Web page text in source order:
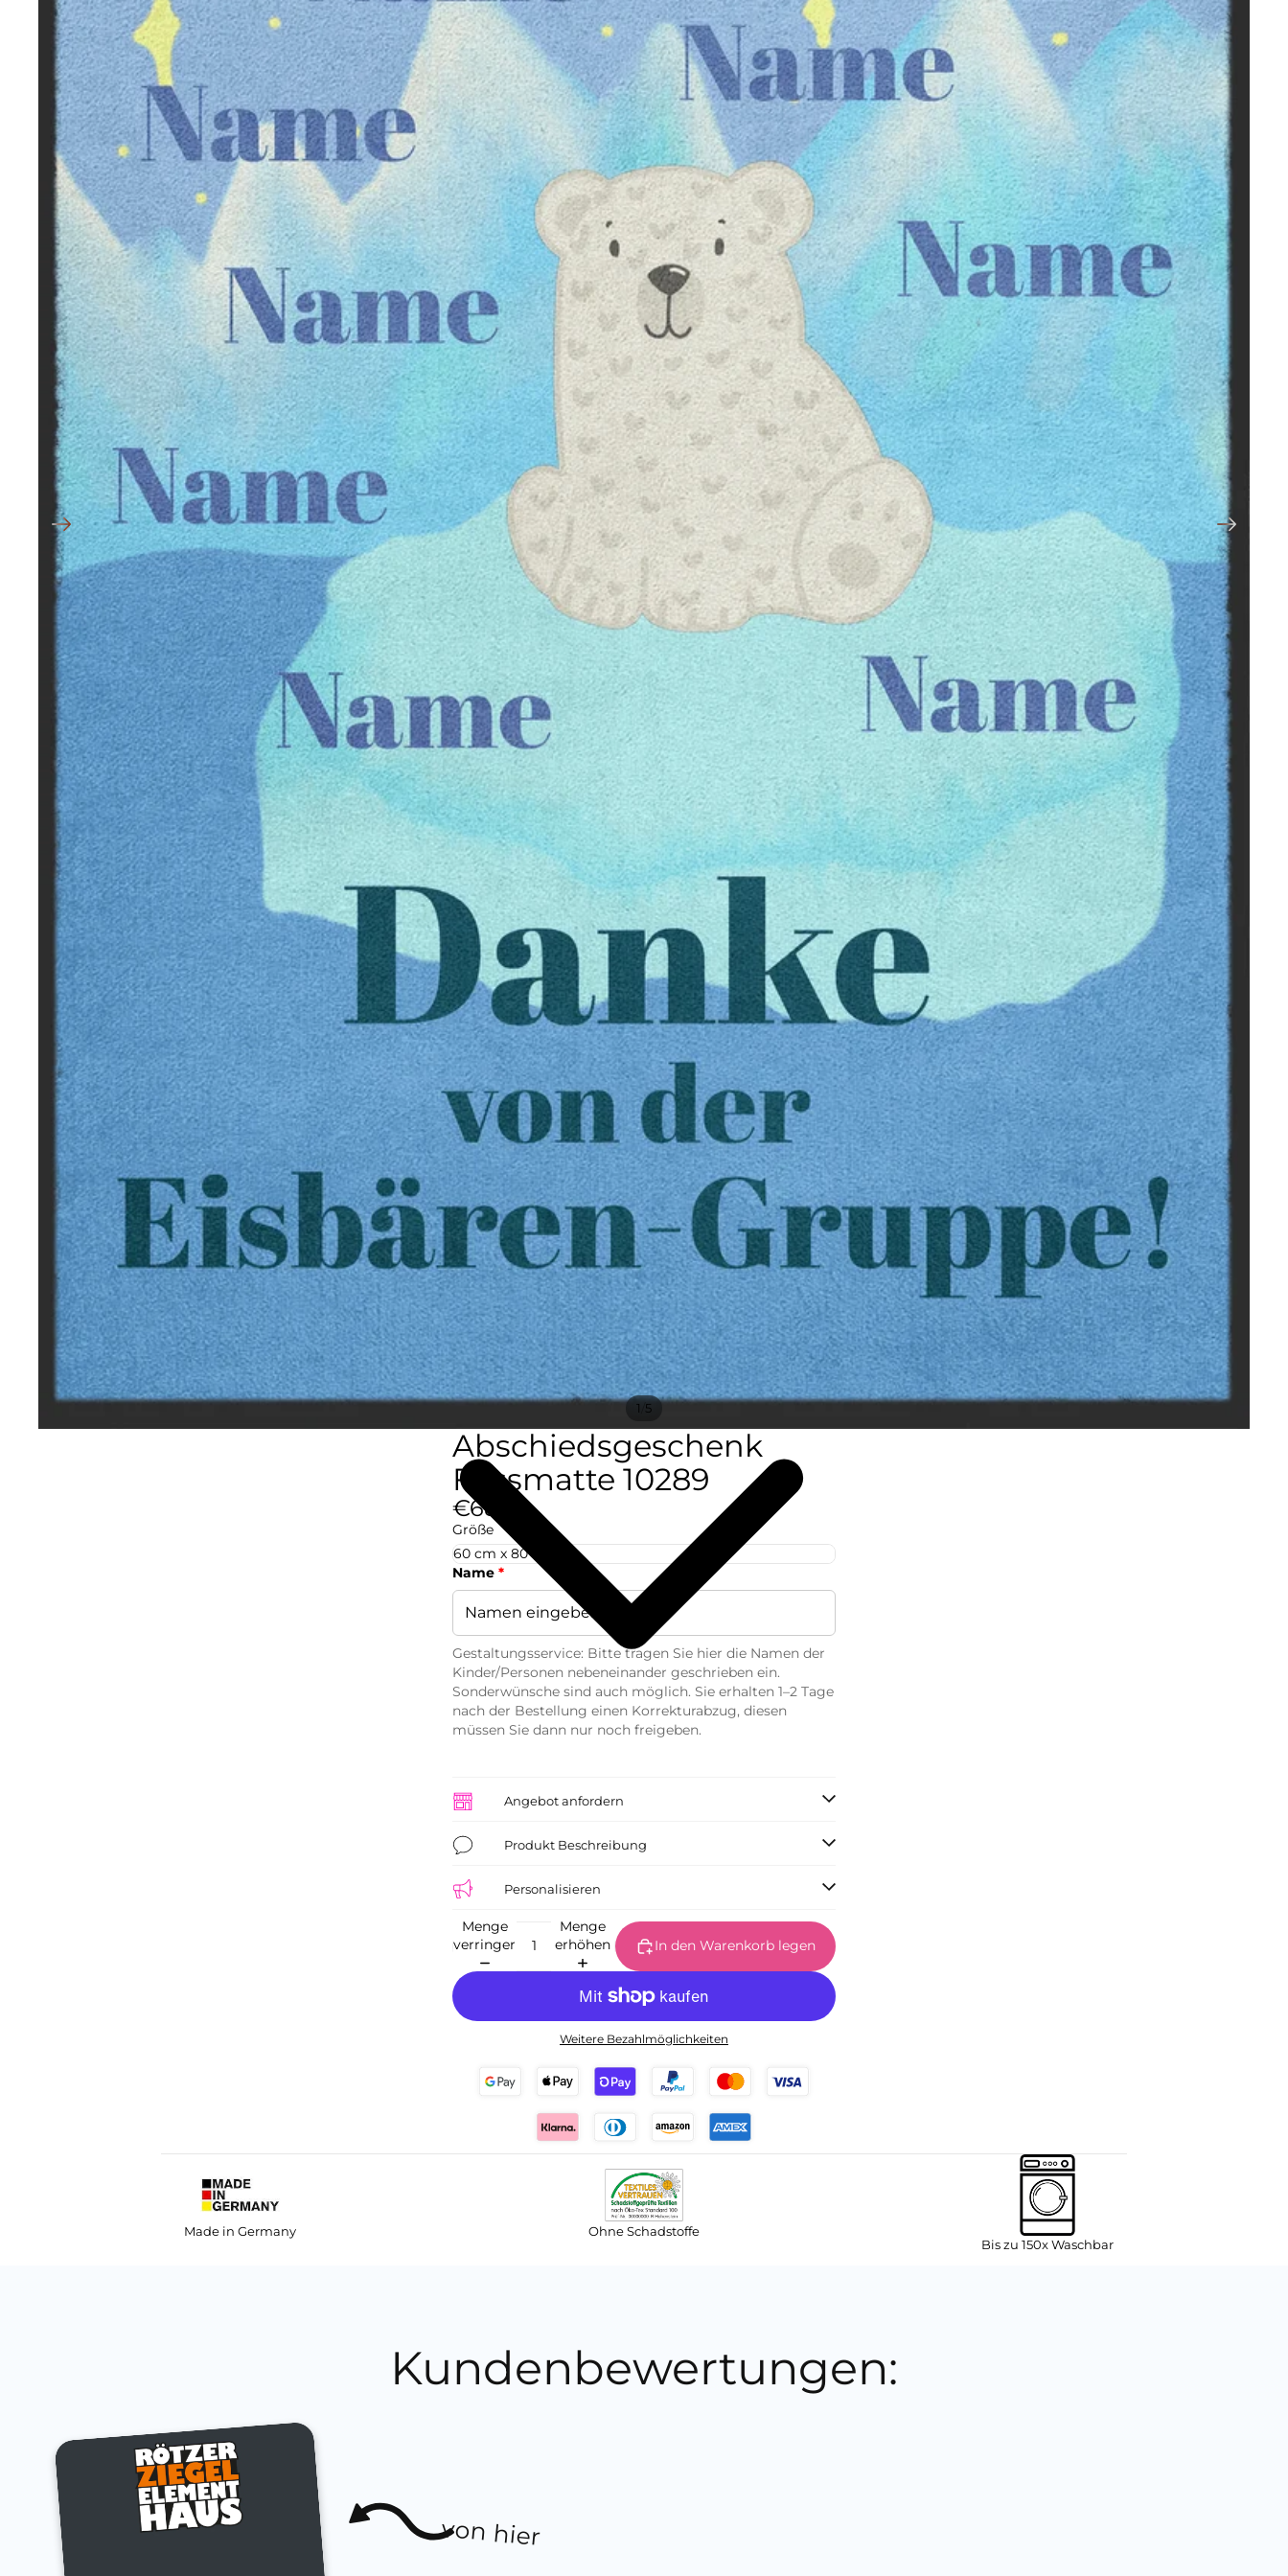
1 5
Abschiedsgeschenk
Fussmatte 10289
€68,52
Größe
Name *
Gestaltungsservice: Bitte tragen Sie hier die Namen der
Kinder/Personen nebeneinander geschrieben ein.
Sonderwünsche sind auch möglich. Sie erhalten 1–2 Tage
nach der Bestellung einen Korrekturabzug, diesen
müssen Sie dann nur noch freigeben.
Angebot anfordern
Produkt Beschreibung
Personalisieren
Menge
verringern
Menge
erhöhen
In den Warenkorb legen
Weitere Bezahlmöglichkeiten
Made in Germany
Ohne Schadstoffe
Bis zu 150x Waschbar
Kundenbewertungen:
von hier